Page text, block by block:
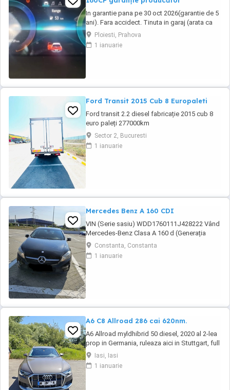
In garantie pana pe 30 oct 2026(garantie de 5
ani). Fara accidect. Tinuta in garaj (arata ca
noua, nu are zgarieturi). Folosita doar la
naveta(30km zilnic). Nu are urme de uzura,
placutele si discurile nu sunt deloc uzate
Ploiesti, Prahova
1 ianuarie
Ford Transit 2015 Cub 8 Europaleti
Ford transit 2.2 diesel fabricație 2015 cub 8
euro paleți 277000km
Sector 2, Bucuresti
1 ianuarie
Mercedes Benz A 160 CDI
VIN (Serie sasiu) WDD1760111J428222 Vând
Mercedes-Benz Clasa A 160 d (Generația
W176 Facelift), o mașină compactă premium,
extrem de fiabilă și cu un consum excelent de
* Autoturismul a aparținut de la început unei
Constanta, Constanta
1 ianuarie
A6 C8 Allroad 286 cai 620nm.
A6 Allroad myldhibrid 50 diesel, 2020 al 2-lea
prop in Germania, ruleaza aici in Stuttgart, full
istoric service pachet bussiness. Nu fac
schimburi!!! !!! detalii
Iasi, Iasi
1 ianuarie